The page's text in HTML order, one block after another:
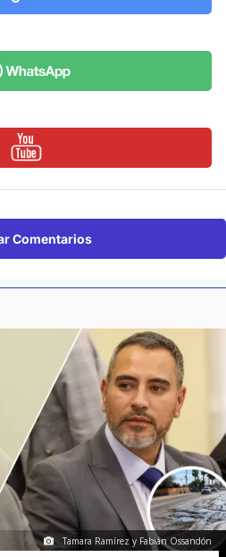
Comentarios
Tamara Ramírez y Fabián Ossandón